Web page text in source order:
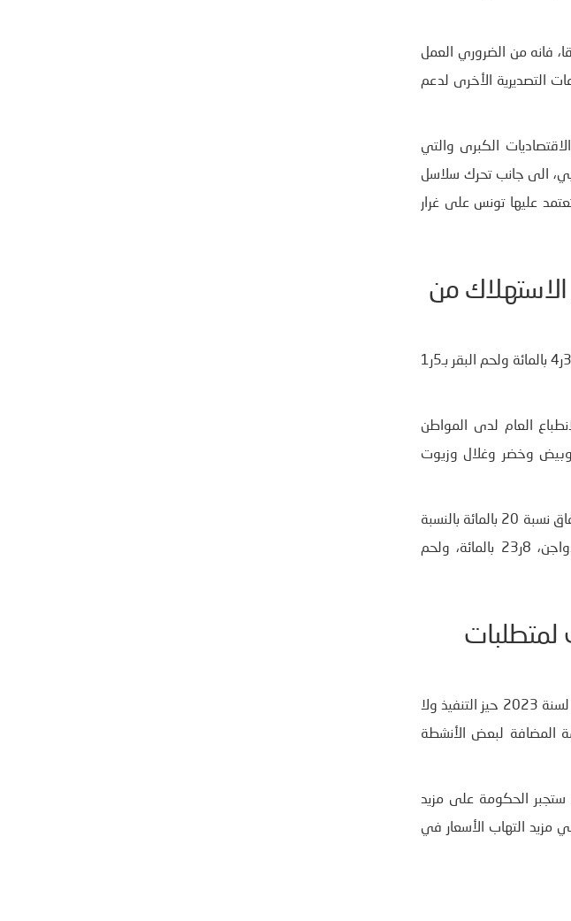
فانه من الضروري العمل
التصديرية الأخرى لدعم
الكبرى والتي
الى جانب تحرك سلاسل
عليها تونس على غرار
من
الشكندالي: ارتفعت الأسعار بحساب الانزلاق الشهري، بنسبة 7ر0 بالمائة خاصة لحم الضأن الذي صعد بنحو 3ر4 بالمائة ولحم البقر بـ5ر1
ولا يعكس الانطباع العام لدى المواطن
وبيض وخضر وغلال وزيوت
وبناء على ما سبق فإن التضخم المالي الغذائي او الانطباعي الذي يحسه المستهلك يوميا، وهذا الأهم، فاق نسبة 20 بالمائة بالنسبة
لعدة مواد غذائية. وقد وصل بالنسبة الى لحم الضأن الى 2ر34 بالمائة والبيض، 3ر31 بالمائة، والدواجن، 8ر23 بالمائة، ولحم
لمتطلبات
الشكندالي: لن يتوقف التضخم في تونس عن الارتفاع في قادم الأشهر بعد دخول إجراءات قانون المالية لسنة 2023 حيز التنفيذ ولا
المضافة لبعض الأنشطة
ستجبر الحكومة على مزيد
مزيد التهاب الأسعار في